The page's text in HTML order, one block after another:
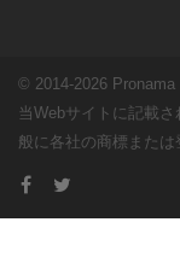
© 2014-2026 Pronama
当Webサイトに記載
般に各社の商標または